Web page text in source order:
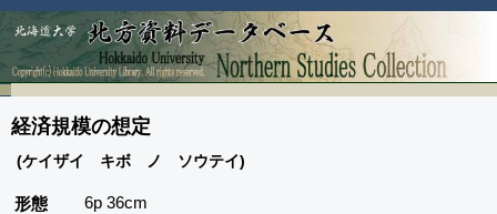
経済規模の想定
(ケイザイ キボ ノ ソウテイ)
形態
6p 36cm